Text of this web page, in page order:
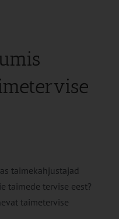
taimekahjustajad
taimede tervise eest?
taimetervise